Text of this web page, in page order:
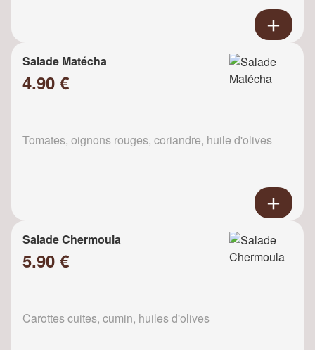
Salade Matécha
4.90 €
Tomates, oignons rouges, coriandre, huile d'olives
Salade Chermoula
5.90 €
Carottes cuites, cumin, huiles d'olives